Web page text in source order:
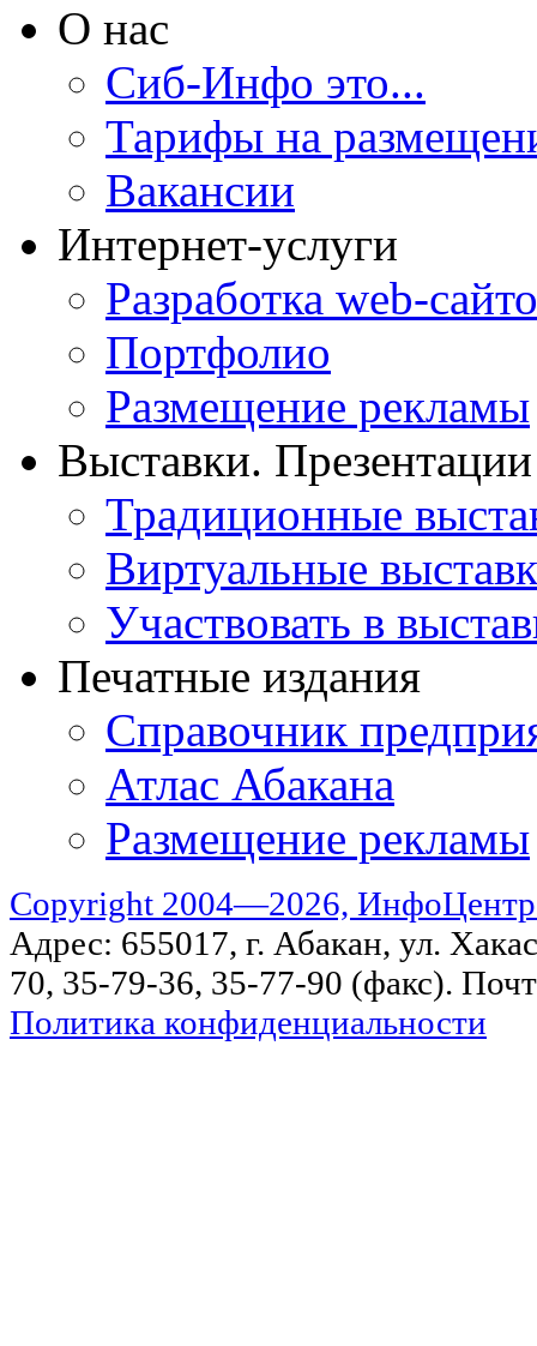
О нас
Сиб-Инфо это...
Тарифы на
Вакансии
Интернет-услуги
Разработка web-
Портфолио
Размещение рекламы
Выставки. Презентации
Традиционные
Виртуальные
Участвовать в
Печатные издания
Справочник
Атлас Абакана
Размещение рекламы
Copyright 2004—2026,
Адрес: 655017, г. Абакан, ул.
70, 35-79-36, 35-77-90 (факс).
Политика конфиденциальности